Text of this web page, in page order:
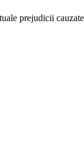
prejudicii cauzate